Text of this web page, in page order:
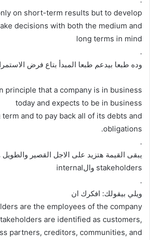
on short-term results but to develop
decisions with both the medium and
long terms in mind
.
وده طبعا بيدعم طبعا المبدأ بتاع فرض
principle that a company is in business
today and expects to be in business
and to pay back all of its debts and
obligations.
.
stakeholders والinternal
.
ويلي بيقولك: افكرك ان
are the employees of the company.
are identified as customers,
partners, creditors, communities, and